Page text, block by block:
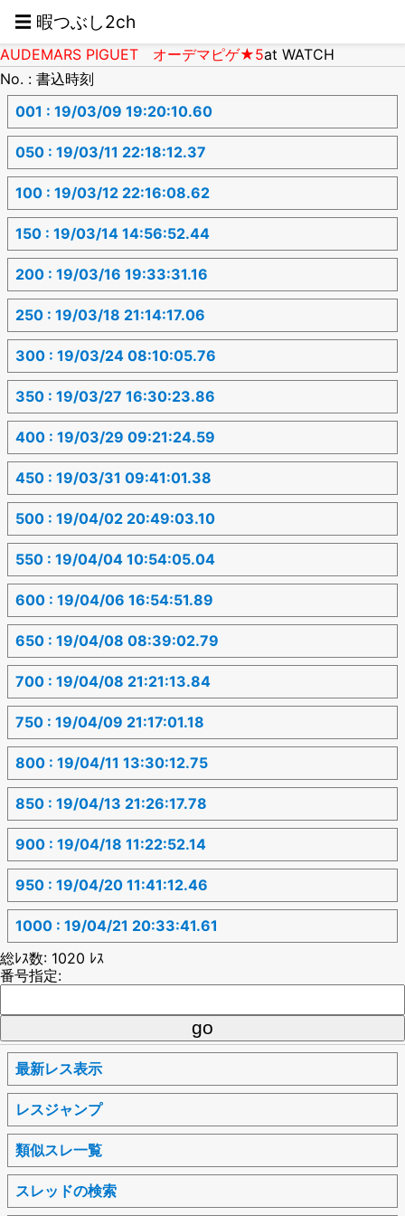
☰ 暇つぶし2ch
AUDEMARS PIGUET オーデマピゲ★5at WATCH
No. : 書込時刻
001 : 19/03/09 19:20:10.60
050 : 19/03/11 22:18:12.37
100 : 19/03/12 22:16:08.62
150 : 19/03/14 14:56:52.44
200 : 19/03/16 19:33:31.16
250 : 19/03/18 21:14:17.06
300 : 19/03/24 08:10:05.76
350 : 19/03/27 16:30:23.86
400 : 19/03/29 09:21:24.59
450 : 19/03/31 09:41:01.38
500 : 19/04/02 20:49:03.10
550 : 19/04/04 10:54:05.04
600 : 19/04/06 16:54:51.89
650 : 19/04/08 08:39:02.79
700 : 19/04/08 21:21:13.84
750 : 19/04/09 21:17:01.18
800 : 19/04/11 13:30:12.75
850 : 19/04/13 21:26:17.78
900 : 19/04/18 11:22:52.14
950 : 19/04/20 11:41:12.46
1000 : 19/04/21 20:33:41.61
総ﾚｽ数: 1020 ﾚｽ
番号指定:
最新レス表示
レスジャンプ
類似スレ一覧
スレッドの検索